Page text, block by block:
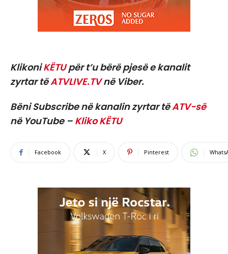
KlikoniKËTUpër t’u bërë pjesë e kanalit
zyrtar tëATVLIVE.TVnë Viber.
Bëni Subscribe në kanalin zyrtar tëATV-së
në YouTube – Kliko KËTU
Facebook X Pinterest